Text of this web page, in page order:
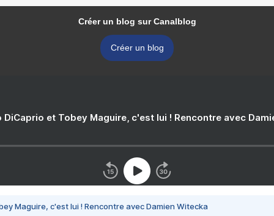
Créer un blog sur Canalblog
Créer un blog
DiCaprio et Tobey Maguire, c'est lui ! Rencontre avec
Maguire, c'est lui ! Rencontre avec Damien Witecka